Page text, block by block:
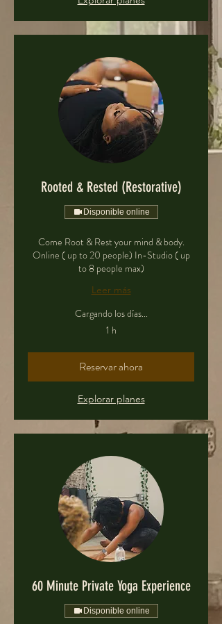
Rooted & Rested (Restorative)
Disponible online
Come Root & Rest your mind & body.
Online ( up to 20 people) In-Studio ( up
to 8 people max)
Leer más
Cargando los días...
1 h
Reservar ahora
Explorar planes
60 Minute Private Yoga Experience
Disponible online